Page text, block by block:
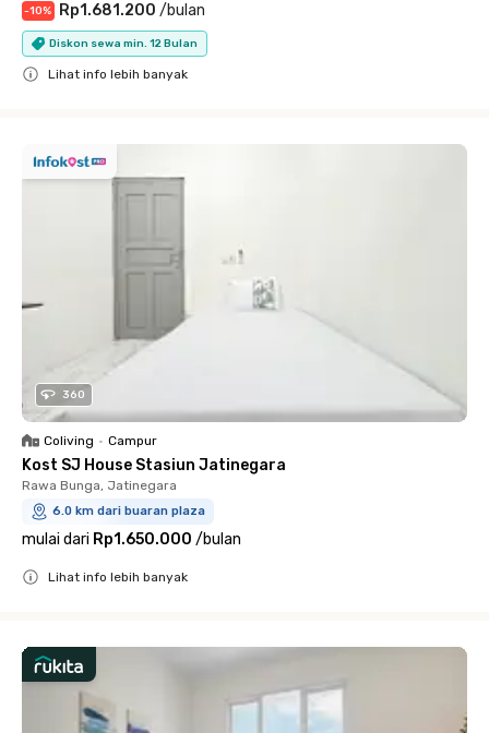
-10% Rp1.681.200 /bulan
Diskon sewa min. 12 Bulan
Lihat info lebih banyak
360
Coliving • Campur
Kost SJ House Stasiun Jatinegara
Rawa Bunga, Jatinegara
6.0 km dari buaran plaza
mulai dari Rp1.650.000 /bulan
Lihat info lebih banyak